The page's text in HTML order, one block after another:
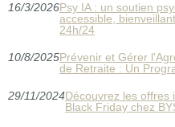
16/3/2026Psy IA : un soutien
accessible,
24h/24
10/8/2025Prévenir et Gérer
de Retraite : Un
29/11/2024Découvrez les offres
Black Friday chez